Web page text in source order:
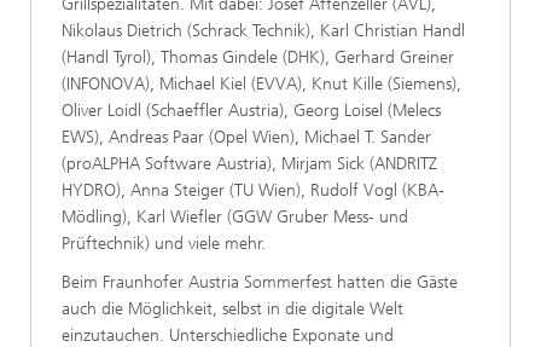
Grillspezialitäten. Mit dabei: Josef Affenzeller (AVL),
Nikolaus Dietrich (Schrack Technik), Karl Christian Handl
(Handl Tyrol), Thomas Gindele (DHK), Gerhard Greiner
(INFONOVA), Michael Kiel (EVVA), Knut Kille (Siemens),
Oliver Loidl (Schaeffler Austria), Georg Loisel (Melecs
EWS), Andreas Paar (Opel Wien), Michael T. Sander
(proALPHA Software Austria), Mirjam Sick (ANDRITZ
HYDRO), Anna Steiger (TU Wien), Rudolf Vogl (KBA-
Mödling), Karl Wiefler (GGW Gruber Mess- und
Prüftechnik) und viele mehr.
Beim Fraunhofer Austria Sommerfest hatten die Gäste
auch die Möglichkeit, selbst in die digitale Welt
einzutauchen. Unterschiedliche Exponate und